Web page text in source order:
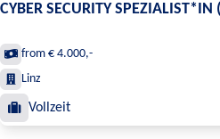
CYBER SECURITY
from € 4.000,-
Linz
Vollzeit